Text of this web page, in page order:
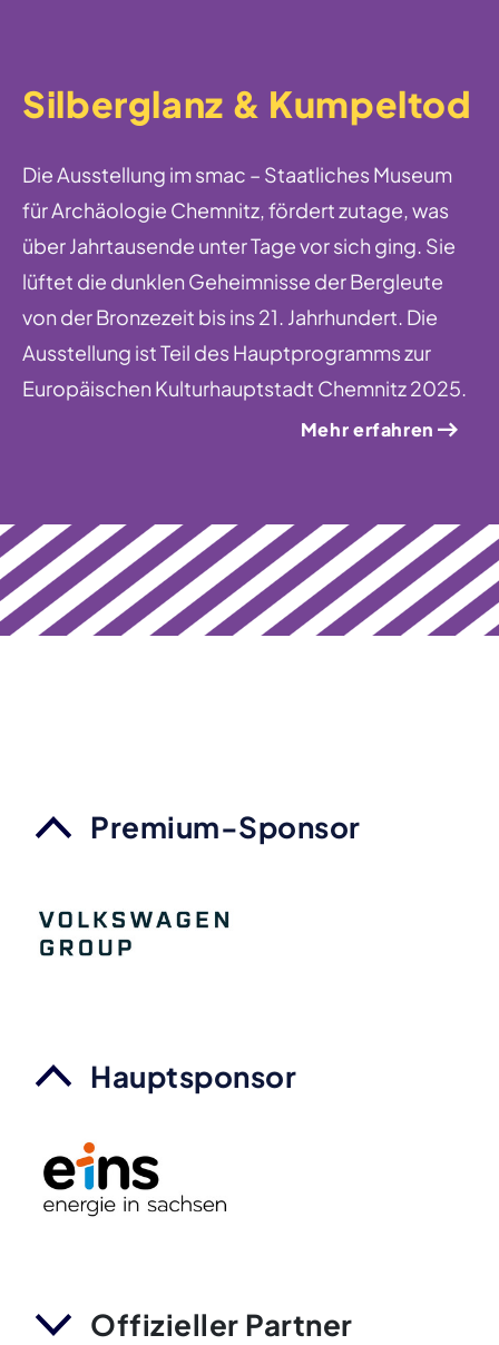
Silberglanz & Kumpeltod
Die Ausstellung im smac – Staatliches Museum
für Archäologie Chemnitz, fördert zutage, was
über Jahrtausende unter Tage vor sich ging. Sie
lüftet die dunklen Geheimnisse der Bergleute
von der Bronzezeit bis ins 21. Jahrhundert. Die
Ausstellung ist Teil des Hauptprogramms zur
Europäischen Kulturhauptstadt Chemnitz 2025.
Mehr erfahren
Premium-Sponsor
Hauptsponsor
Offizieller Partner